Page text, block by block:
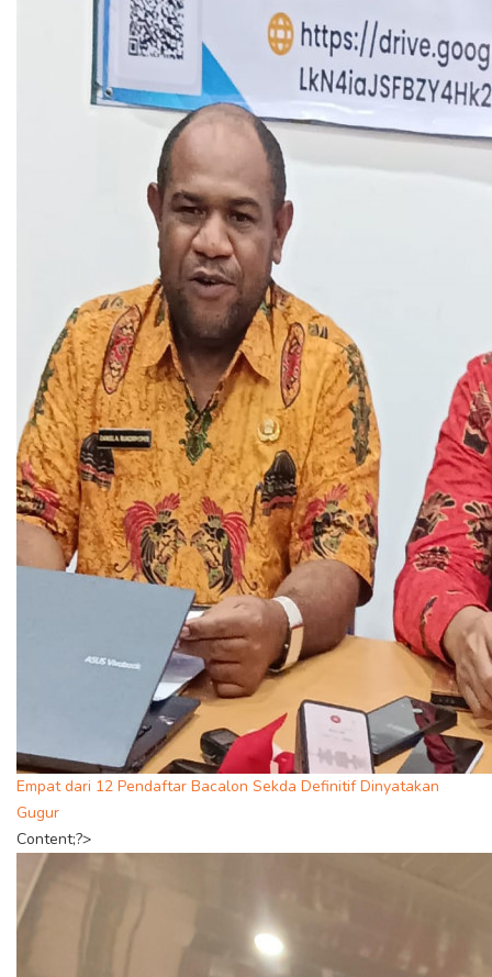
Empat dari 12 Pendaftar Bacalon Sekda Definitif Dinyatakan
Gugur
Content;?>